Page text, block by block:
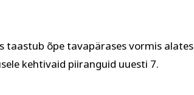
taastub õpe tavapärases vormis alates
kehtivaid piiranguid uuesti 7.